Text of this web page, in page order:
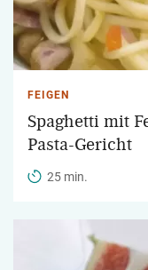
FEIGEN
Spaghetti mit
Pasta-Gericht
25 min.